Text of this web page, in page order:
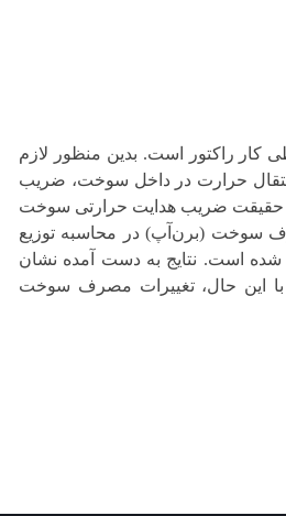
کار راکتور است. بدین منظور لازم
حرارت در داخل سوخت، ضریب
در حقیقت ضریب هدایت حرارتی سوخت
سوخت (برن‌آپ) در محاسبه توزیع
است. نتایج به دست آمده نشان
این حال، تغییرات مصرف سوخت